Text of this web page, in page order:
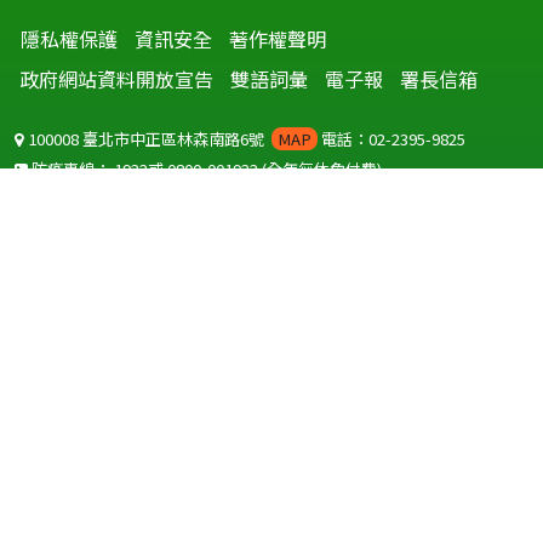
隱私權保護 資訊安全 著作權聲明
政府網站資料開放宣告
雙語詞彙 電子報 署長信箱
100008 臺北市中正區林森南路6號 MAP 電話：02-2395-9825
防疫專線：1922或0800-001922(全年無休免付費)